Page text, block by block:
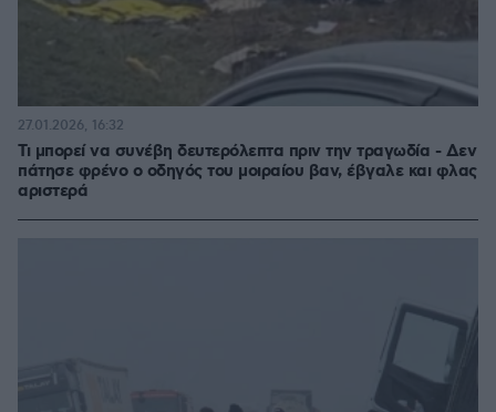
Τι μπορεί να συνέβη δευτερόλεπτα πριν την τραγωδία - Δεν
πάτησε φρένο ο οδηγός του μοιραίου βαν, έβγαλε και φλας
αριστερά
27.01.2026, 16:32